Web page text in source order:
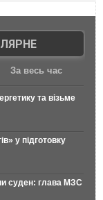
За весь час
та візьме
у підготовку
суден: глава МЗС